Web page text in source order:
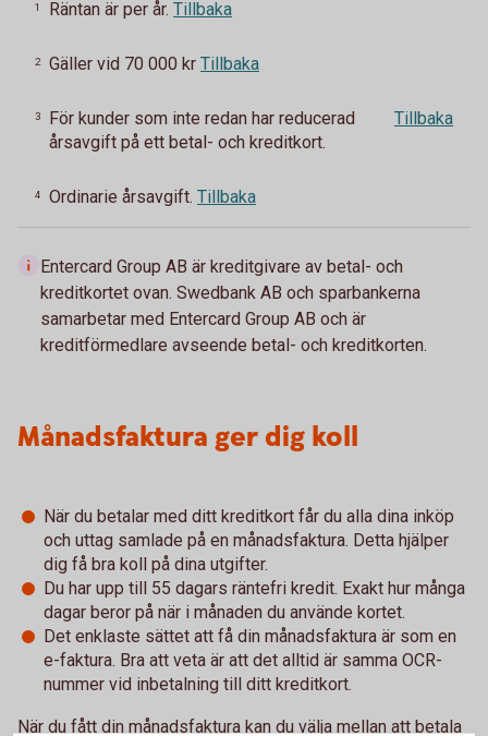
1 Räntan är per år. Tillbaka
2 Gäller vid 70 000 kr Tillbaka
3
För kunder som inte redan har reducerad
årsavgift på ett betal- och kreditkort.
Tillbaka
4 Ordinarie årsavgift. Tillbaka
Entercard Group AB är kreditgivare av betal- och
kreditkortet ovan. Swedbank AB och sparbankerna
samarbetar med Entercard Group AB och är
kreditförmedlare avseende betal- och kreditkorten.
Månadsfaktura ger dig koll
När du betalar med ditt kreditkort får du alla dina inköp
och uttag samlade på en månadsfaktura. Detta hjälper
dig få bra koll på dina utgifter.
Du har upp till 55 dagars räntefri kredit. Exakt hur många
dagar beror på när i månaden du använde kortet.
Det enklaste sättet att få din månadsfaktura är som en
e-faktura. Bra att veta är att det alltid är samma OCR-
nummer vid inbetalning till ditt kreditkort.
När du fått din månadsfaktura kan du välja mellan att betala